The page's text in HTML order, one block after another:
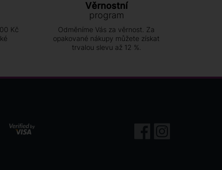
Kč
Věrnostní
program
Odměníme Vás za věrnost. Za
opakované nákupy můžete získat
trvalou slevu až 12 %.